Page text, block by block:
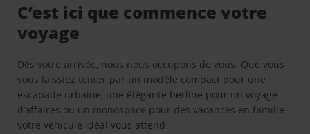
C’est ici que commence votre
voyage
Dès votre arrivée, nous nous occupons de vous. Que vous
vous laissiez tenter par un modèle compact pour une
escapade urbaine, une élégante berline pour un voyage
d’affaires ou un monospace pour des vacances en famille -
votre véhicule idéal vous attend.